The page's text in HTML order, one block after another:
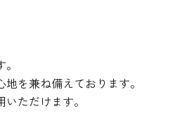
を兼ね備えております。
ただけます。